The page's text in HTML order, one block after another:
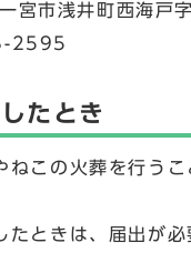
市浅井町西海戸
2595
たとき
ねこの火葬を行うこ
たときは、届出が必